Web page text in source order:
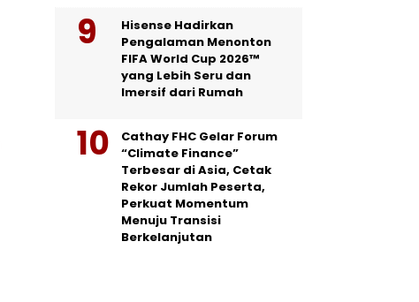
Hisense Hadirkan
Pengalaman Menonton
FIFA World Cup 2026™
yang Lebih Seru dan
Imersif dari Rumah
Cathay FHC Gelar Forum
“Climate Finance”
Terbesar di Asia, Cetak
Rekor Jumlah Peserta,
Perkuat Momentum
Menuju Transisi
Berkelanjutan